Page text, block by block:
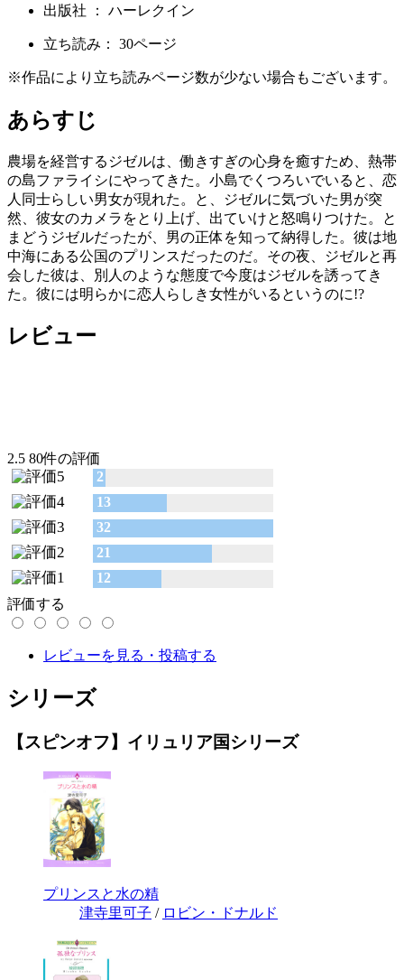
出版社 ： ハーレクイン
立ち読み： 30ページ
※作品により立ち読みページ数が少ない場合もございます。
あらすじ
農場を経営するジゼルは、働きすぎの心身を癒すため、熱帯
の島ファライシにやってきた。小島でくつろいでいると、恋
人同士らしい男女が現れた。と、ジゼルに気づいた男が突
然、彼女のカメラをとり上げ、出ていけと怒鳴りつけた。と
まどうジゼルだったが、男の正体を知って納得した。彼は地
中海にある公国のプリンスだったのだ。その夜、ジゼルと再
会した彼は、別人のような態度で今度はジゼルを誘ってき
た。彼には明らかに恋人らしき女性がいるというのに!?
レビュー
2.5 80件の評価
2
13
32
21
12
評価する
レビューを見る・投稿する
シリーズ
【スピンオフ】イリュリア国シリーズ
プリンスと水の精
津寺里可子 / ロビン・ドナルド